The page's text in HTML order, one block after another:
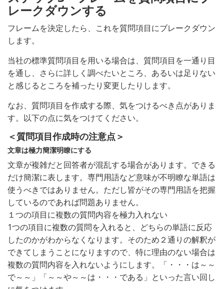
レークダウンする
フレームを決定したら、これを質問項目にブレークダウン
します。
当社の標準質問項目を用いる場合は、質問項目を一通り目
を通し、さらに詳しく調べたいところ、あるいは足りない
と感じるところを補ったり変更したりします。
なお、質問項目を作成する際、気をつけるべき点がありま
す。以下の点に気をつけてください。
＜質問項目作成時の注意点＞
文章は極力簡潔明瞭にする
文章が複雑だと回答者が混乱する場合があります。できる
だけ簡潔に表します。専門用語など意味が不明瞭な単語は
使うべきではありません。ただし皆がその専門用語を把握
しているのであれば問題ありません。
１つの項目に複数の質問内容を極力入れない
1つの項目に複数の質問を入れると、どちらの単語に反応
したのかがわからなくなります。そのため２通りの解釈が
できてしまうことになりますので、特に理由のない場合は
複数の質問内容を入れないようにします。「・・・は～～
で～～」「～～や～～は・・・である」といった言い回し